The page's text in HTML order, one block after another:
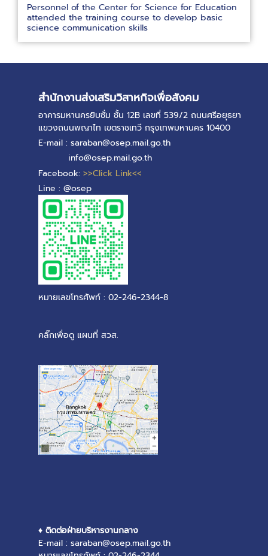
Personnel of the Center for Science for Education
attended the training course to develop basic
science communication skills
สำนักงานส่งเสริมวิสาหกิจเพื่อสังคม
อาคารมหานครยิบซั่ม ชั้น 12B เลขที่ 539/2 ถนนศรีอยุธยา
แขวงถนนพญาไท เขตราชเทวี กรุงเทพมหานคร 10400
E-mail : saraban@osep.mail.go.th
info@osep.mail.go.th
Facebook: >>Click Link<<
Line : @osep
หมายเลขโทรศัพท์ : 02-246-2344-8
คลิ๊กเพื่อดู แผนที่ สวส.
♦ ติดต่อฝ่ายบริหารงานกลาง
E-mail : saraban@osep.mail.go.th